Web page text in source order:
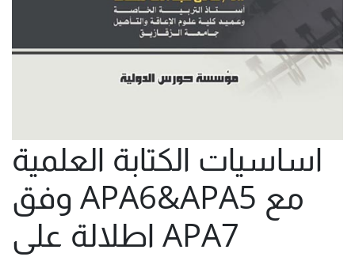
اساسيات الكتابة العلمية
وفق APA6&APA5 مع
اطلالة على APA7